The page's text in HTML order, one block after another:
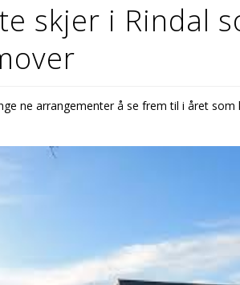
skjer i Rindal
fine arrangementer å se frem til i året